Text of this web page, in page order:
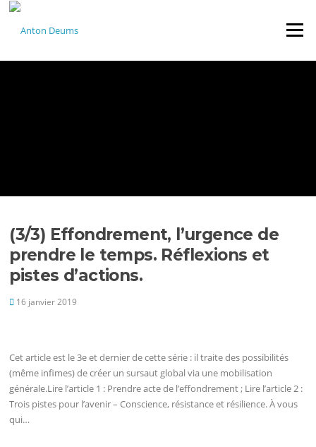
Aller au contenu
Menu
(3/3) Effondrement, l’urgence de
prendre le temps. Réflexions et
pistes d’actions.
16 janvier 2019
Cet article est le 3e et dernier de cette série : il traite des possibilités
(même infimes) de créer un sursaut global via une mobilisation
générale.Lire l’article 1 : Prendre acte de l’effondrement ; Lire l’article 2 :
Trois pistes pour l’avenir – Conscience, résistance et résilience. À vous
qui…